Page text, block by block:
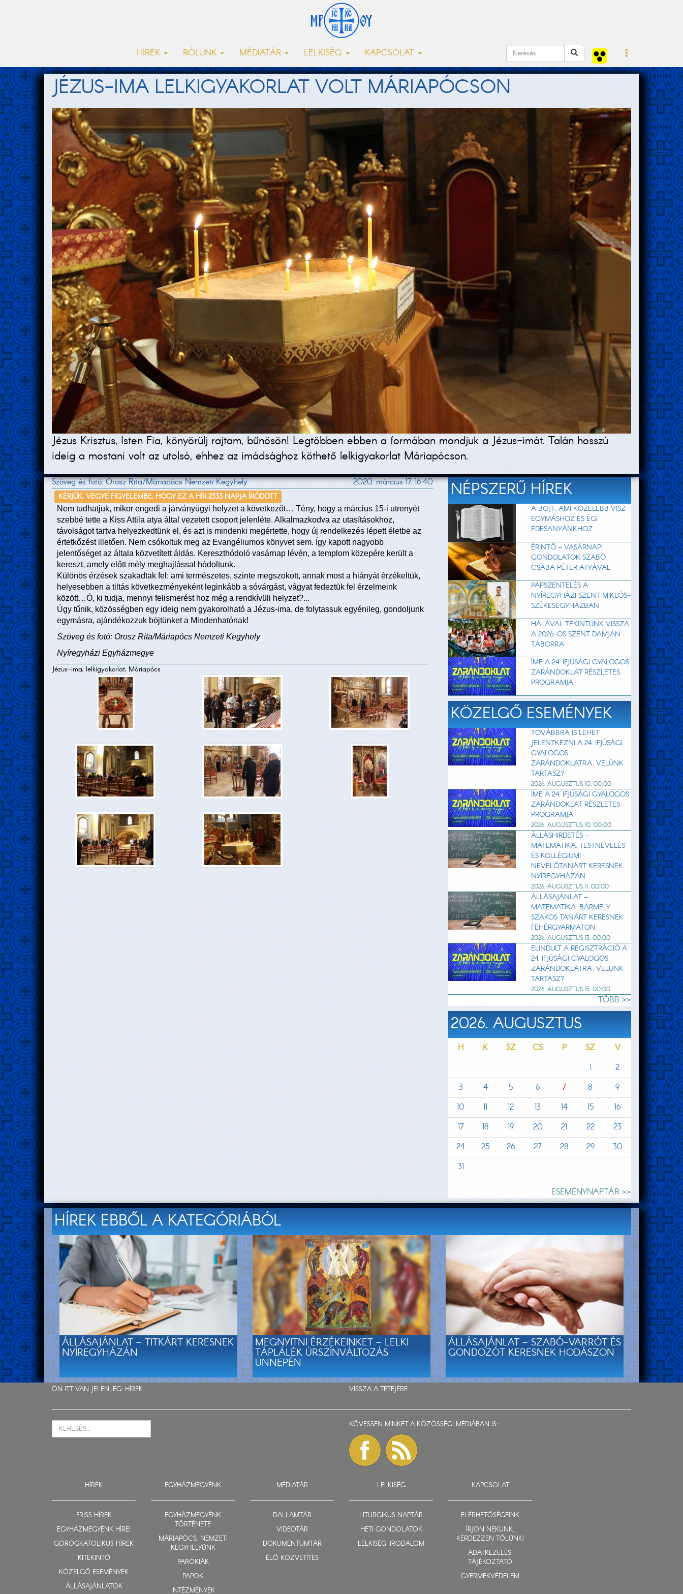
HÍREK RÓLUNK MÉDIATÁR LELKISÉG KAPCSOLAT
JÉZUS-IMA LELKIGYAKORLAT VOLT MÁRIAPÓCSON
Jézus Krisztus, Isten Fia, könyörülj rajtam, bűnösön! Legtöbben ebben a formában mondjuk a Jézus-imát. Talán hosszú
ideig a mostani volt az utolsó, ehhez az imádsághoz köthető lelkigyakorlat Máriapócson.
Szöveg és fotó: Orosz Rita/Máriapócs Nemzeti Kegyhely 2020. március 17. 16:40
KÉRJÜK, VEGYE FIGYELEMBE, HOGY EZ A HÍR 2333 NAPJA ÍRÓDOTT
Nem tudhatjuk, mikor engedi a járványügyi helyzet a következőt… Tény, hogy a március 15-i utrenyét
szebbé tette a Kiss Attila atya által vezetett csoport jelenléte. Alkalmazkodva az utasításokhoz,
távolságot tartva helyezkedtünk el, és azt is mindenki megértette, hogy új rendelkezés lépett életbe az
értetkőzést illetően. Nem csókoltuk meg az Evangéliumos könyvet sem. Így kapott nagyobb
jelentőséget az általa közvetített áldás. Kereszthódoló vasárnap lévén, a templom közepére került a
kereszt, amely előtt mély meghajlással hódoltunk.
Különös érzések szakadtak fel: ami természetes, szinte megszokott, annak most a hiányát érzékeltük,
helyesebben a tiltás következményeként leginkább a sóvárgást, vágyat fedeztük fel érzelmeink
között…Ó, ki tudja, mennyi felismerést hoz még a rendkívüli helyzet?...
Úgy tűnik, közösségben egy ideig nem gyakorolható a Jézus-ima, de folytassuk egyénileg, gondoljunk
egymásra, ajándékozzuk böjtünket a Mindenhatónak!
Szöveg és fotó: Orosz Rita/Máriapócs Nemzeti Kegyhely
Nyíregyházi Egyházmegye
Jézus-ima, lelkigyakorlat, Máriapócs
NÉPSZERŰ HÍREK
A BÖJT, AMI KÖZELEBB VISZ
EGYMÁSHOZ ÉS ÉGI
ÉDESANYÁNKHOZ
ÉRINTŐ – VASÁRNAPI
GONDOLATOK SZABÓ
CSABA PÉTER ATYÁVAL
PAPSZENTELÉS A
NYÍREGYHÁZI SZENT MIKLÓS-
SZÉKESEGYHÁZBAN
HÁLÁVAL TEKINTÜNK VISSZA
A 2026-OS SZENT DAMJÁN
TÁBORRA
ÍME A 24. IFJÚSÁGI GYALOGOS
ZARÁNDOKLAT RÉSZLETES
PROGRAMJA!
KÖZELGŐ ESEMÉNYEK
TOVÁBBRA IS LEHET
JELENTKEZNI A 24. IFJÚSÁGI
GYALOGOS
ZARÁNDOKLATRA. VELÜNK
TARTASZ?
2026. AUGUSZTUS 10. 00:00
ÍME A 24. IFJÚSÁGI GYALOGOS
ZARÁNDOKLAT RÉSZLETES
PROGRAMJA!
2026. AUGUSZTUS 10. 00:00
ÁLLÁSHIRDETÉS –
MATEMATIKA, TESTNEVELÉS
ÉS KOLLÉGIUMI
NEVELŐTANÁRT KERESNEK
NYÍREGYHÁZÁN
2026. AUGUSZTUS 11. 00:00
ÁLLÁSAJÁNLAT –
MATEMATIKA-BÁRMELY
SZAKOS TANÁRT KERESNEK
FEHÉRGYARMATON
2026. AUGUSZTUS 13. 00:00
ELINDULT A REGISZTRÁCIÓ A
24. IFJÚSÁGI GYALOGOS
ZARÁNDOKLATRA. VELÜNK
TARTASZ?
2026. AUGUSZTUS 15. 00:00
TÖBB >>
2026. AUGUSZTUS
H K SZ CS P SZ
V
1
2
3
4 5 6 7 8
9
10
11 12 13 14 15
16
17
18 19 20 21 22
23
24
25 26 27 28 29
30
31
ESEMÉNYNAPTÁR >>
HÍREK EBBŐL A KATEGÓRIÁBÓL
ÁLLÁSAJÁNLAT – TITKÁRT KERESNEK
NYÍREGYHÁZÁN
MEGNYITNI ÉRZÉKEINKET – LELKI
TÁPLÁLÉK ÚRSZÍNVÁLTOZÁS
ÜNNEPÉN
ÁLLÁSAJÁNLAT – SZABÓ-VARRÓT ÉS
GONDOZÓT KERESNEK HODÁSZON
ÖN ITT VAN JELENLEG: HÍREK VISSZA A TETEJÉRE
KÖVESSEN MINKET A KÖZÖSSÉGI MÉDIÁBAN IS:
HÍREK
FRISS HÍREK
EGYHÁZMEGYÉNK HÍREI
GÖRÖGKATOLIKUS HÍREK
KITEKINTŐ
KÖZELGŐ ESEMÉNYEK
ÁLLÁSAJÁNLATOK
EGYHÁZMEGYÉNK
EGYHÁZMEGYÉNK
TÖRTÉNETE
MÁRIAPÓCS, NEMZETI
KEGYHELYÜNK
PARÓKIÁK
PAPOK
INTÉZMÉNYEK
MÉDIATÁR
DALLAMTÁR
VIDEOTÁR
DOKUMENTUMTÁR
ÉLŐ KÖZVETÍTÉS
LELKISÉG
LITURGIKUS NAPTÁR
HETI GONDOLATOK
LELKISÉGI IRODALOM
KAPCSOLAT
ELÉRHETŐSÉGEINK
ÍRJON NEKÜNK,
KÉRDEZZEN TŐLÜNK!
ADATKEZELÉSI
TÁJÉKOZTATÓ
GYERMEKVÉDELEM